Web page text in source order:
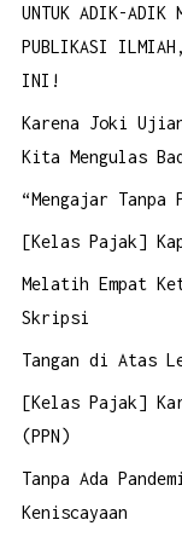
UNTUK ADIK-ADIK
PUBLIKASI ILMIAH,
INI!
Karena Joki
Kita Mengulas
“Mengajar Tanpa
[Kelas Pajak]
Melatih Empat
Skripsi
Tangan di Atas
[Kelas Pajak]
(PPN)
Tanpa Ada
Keniscayaan